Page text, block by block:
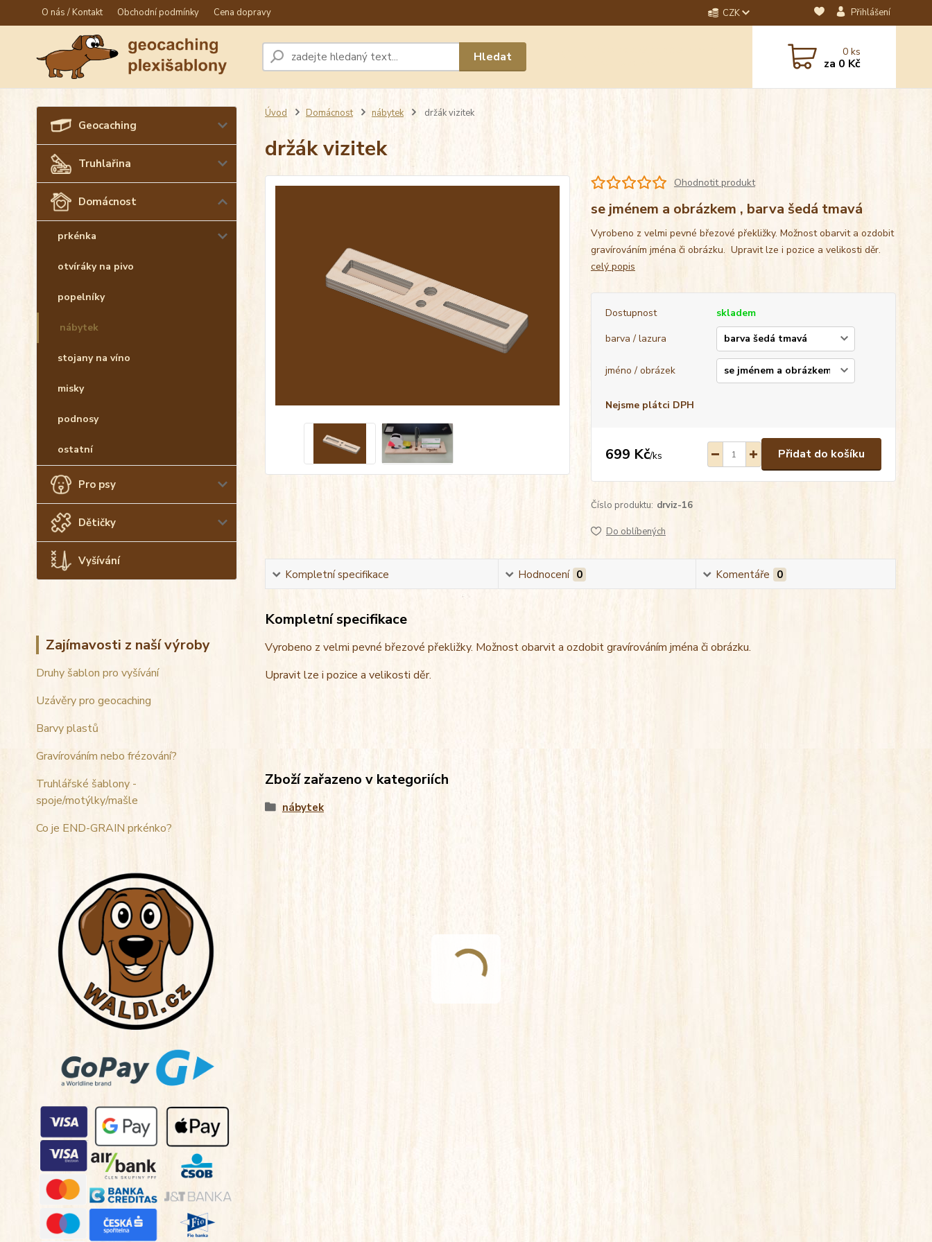
O nás / Kontakt Obchodní podmínky Cena dopravy CZK Přihlášení
Hledat 0ks
za 0 Kč
Geocaching
Truhlařina
Domácnost
prkénka
otvíráky na pivo
popelníky
nábytek
stojany na víno
misky
podnosy
ostatní
Pro psy
Dětičky
Vyšívání
Zajímavosti z naší výroby
Druhy šablon pro vyšívání
Uzávěry pro geocaching
Barvy plastů
Gravírováním nebo frézování?
Truhlářské šablony -
spoje/motýlky/mašle
Co je END-GRAIN prkénko?
Úvod Domácnost nábytek držák vizitek
držák vizitek
Ohodnotit produkt
se jménem a obrázkem , barva šedá tmavá
Vyrobeno z velmi pevné březové překližky. Možnost obarvit a ozdobit
gravírováním jména či obrázku. Upravit lze i pozice a velikosti děr.
celý popis
Dostupnost
skladem
barva / lazura
jméno / obrázek
Nejsme plátci DPH
699 Kč/ks Přidat do košíku
Číslo produktu: drviz-16
Do oblíbených
Kompletní specifikace Hodnocení 0 Komentáře 0
Kompletní specifikace
Vyrobeno z velmi pevné březové překližky. Možnost obarvit a ozdobit gravírováním jména či obrázku.
Upravit lze i pozice a velikosti děr.
Zboží zařazeno v kategoriích
nábytek